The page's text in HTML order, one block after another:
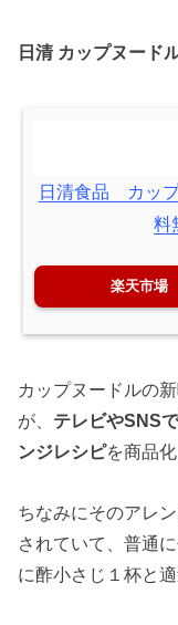
日清 カップヌード
日清食品 カッ
料
楽天市場
カップヌードルの
が、 テレビやSNS
ンジレシピを商品
ちなみにそのアレ
されていて、普通
に酢小さじ１杯と